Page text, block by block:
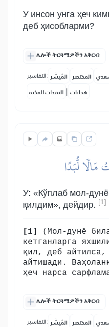
У инсон унга ҳеч
деб ҳисобларми?
ሌሎች ትርጓሜዎችን አቅርብ
التفاسير: المُيسَّر المختصر
النفحات المكية | هدايات
لُّبَدًا
У: «Кўплаб мол-
қилдим», дейдир. [1]
[1]
(Мол-дунё
кетганларга
қил, деб айтилса,
айтишади.
ҳеч нарса
ሌሎች ትርጓሜዎችን አቅርብ
التفاسير: المُيسَّر المختصر